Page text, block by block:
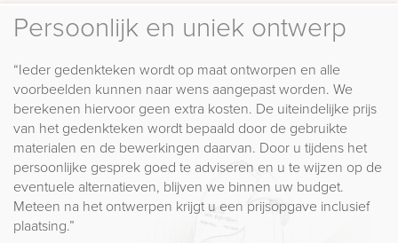
Persoonlijk en uniek ontwerp
“Ieder gedenkteken wordt op maat ontworpen en alle
voorbeelden kunnen naar wens aangepast worden. We
berekenen hiervoor geen extra kosten. De uiteindelijke prijs
van het gedenkteken wordt bepaald door de gebruikte
materialen en de bewerkingen daarvan. Door u tijdens het
persoonlijke gesprek goed te adviseren en u te wijzen op de
eventuele alternatieven, blijven we binnen uw budget.
Meteen na het ontwerpen krijgt u een prijsopgave inclusief
plaatsing.”